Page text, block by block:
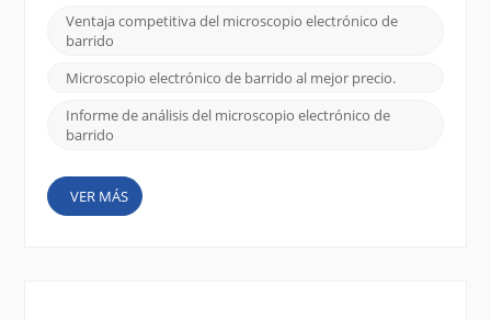
empresa ofrece una gama de diferentes modelos y
especificaciones para satisfacer las necesidades de
CIQT...
Ventaja competitiva del microscopio electrónico de
barrido
Microscopio electrónico de barrido al mejor precio.
Informe de análisis del microscopio electrónico de
barrido
VER MÁS